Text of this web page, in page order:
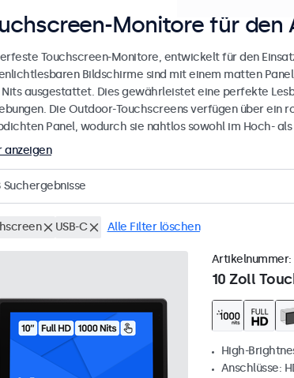
Monitore für den
Touchscreen-Monitore, entwickelt für den
Bildschirme sind mit einem matten
Nits ausgestattet. Dies gewährleistet eine perfekte
Die Outdoor-Touchscreens verfügen über ein
Panel, wodurch sie nahtlos sowohl im Hoch-
anzeigen
Suchergebnisse
USB-C Alle Filter löschen
10 Zoll
Artikelnummer:
High-
Anschlüsse: